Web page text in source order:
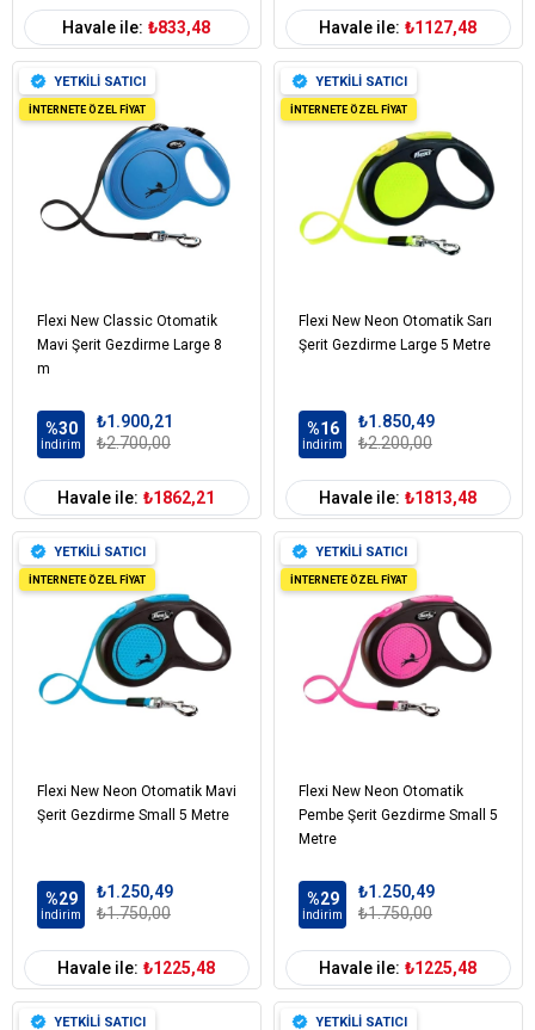
Havale ile: ₺833,48 Havale ile: ₺1127,48
Flexi New Classic Otomatik
Mavi Şerit Gezdirme Large 8
m
%30
İndirim
₺1.900,21
₺2.700,00
YETKİLİ SATICI
İNTERNETE ÖZEL FİYAT
Havale ile: ₺1862,21
Flexi New Neon Otomatik Sarı
Şerit Gezdirme Large 5 Metre
%16
İndirim
₺1.850,49
₺2.200,00
YETKİLİ SATICI
İNTERNETE ÖZEL FİYAT
Havale ile: ₺1813,48
Flexi New Neon Otomatik Mavi
Şerit Gezdirme Small 5 Metre
%29
İndirim
₺1.250,49
₺1.750,00
YETKİLİ SATICI
İNTERNETE ÖZEL FİYAT
Havale ile: ₺1225,48
Flexi New Neon Otomatik
Pembe Şerit Gezdirme Small 5
Metre
%29
İndirim
₺1.250,49
₺1.750,00
YETKİLİ SATICI
İNTERNETE ÖZEL FİYAT
Havale ile: ₺1225,48
YETKİLİ SATICI YETKİLİ SATICI